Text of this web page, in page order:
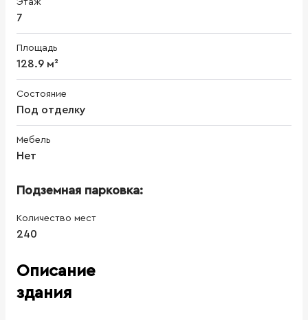
7
Площадь
128.9 м²
Состояние
Под отделку
Мебель
Нет
Подземная парковка:
Количество мест
240
Описание
здания